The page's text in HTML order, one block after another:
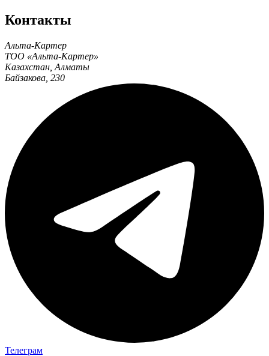
Контакты
Альта-Картер
ТОО «Альта-Картер»
Казахстан Алматы
Байзакова, 230
Телеграм